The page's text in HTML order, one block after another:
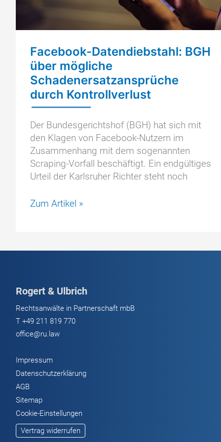
Facebook-Datendiebstahl: BGH
über mögliche
Schadenersatzansprüche
durch Kontrollverlust
Der Bundesgerichtshof (BGH) hat sich mit
den Klagen von Facebook-Nutzern im
Zusammenhang mit dem sogenannten
Scraping-Vorfall beschäftigt. Ein endgültiges
Urteil der Karlsruher Richter steht noch
Facebook-
mögliche
Kontrollverlust
Zum Artikel »
Rogert & Ulbrich
Rechtsanwälte in Partnerschaft mbB
T +49 211 819 770
office@ru.law
Impressum
Datenschutzerklärung
AGB
Sitemap
Cookie-Einstellungen
Vertrag widerrufen